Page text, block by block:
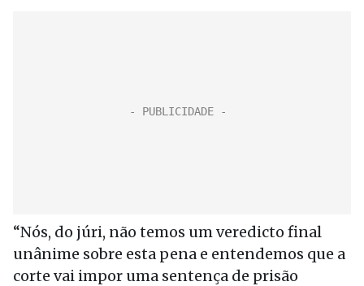
“Nós, do júri, não temos um veredicto final
unânime sobre esta pena e entendemos que a
corte vai impor uma sentença de prisão